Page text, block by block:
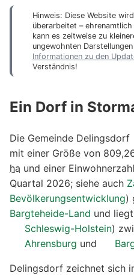
Hinweis: Diese Website
überarbeitet –
kann es zeitweise zu
ungewohnten
Informationen zu den
Verständnis!
Ein Dorf in
Die Gemeinde Delingsdorf
mit einer Größe von
ha und einer
Quartal 2026; siehe auch
Bevölkerungsentwicklung)
Bargteheide-Land und
Schleswig-Holstein)
Ahrensburg und
Delingsdorf zeichnet sich